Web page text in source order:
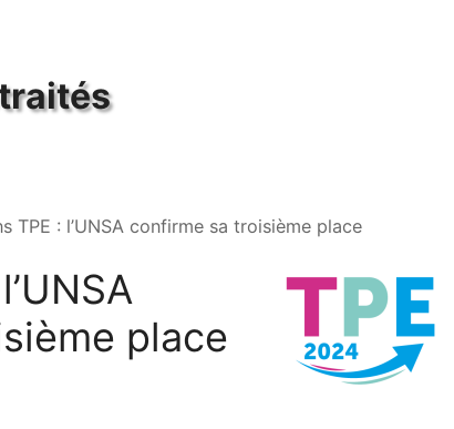
TPE : l’UNSA confirme sa troisième place
UNSA
place